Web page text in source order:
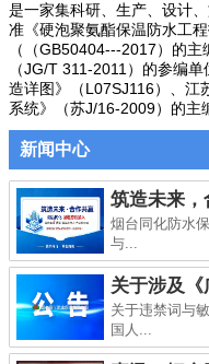
是一家集科研、生产、设计
准《硬泡聚氨酯保温防水工
（（GB50404---2017）的
（JG/T 311-2011）的参编
造详图》（L07SJ116）、江
系统》（苏J/16-2009）的主
新闻中心
筑造未来
烟台同化防水
与...
关于涉及
关于违禁词与
国人...